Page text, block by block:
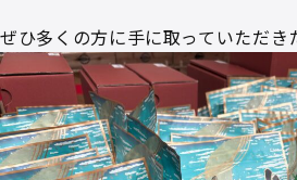
ぜひ多くの方に手に取っていただき